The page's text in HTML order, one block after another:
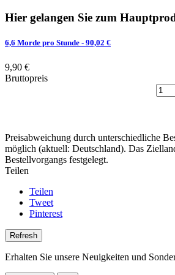
Hier gelangen Sie zum
6,6 Morde pro Stunde - 90,02 €
9,90 €
Bruttopreis
Preisabweichung durch unterschiedliche
möglich (aktuell: Deutschland). Das
Bestellvorgangs festgelegt.
Teilen
Teilen
Tweet
Pinterest
Erhalten Sie unsere Neuigkeiten und